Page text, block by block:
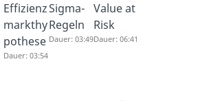
Effizienz
markthy
pothese
Dauer: 03:54
Sigma-
Regeln
Dauer: 03:49
Value at
Risk
Dauer: 06:41